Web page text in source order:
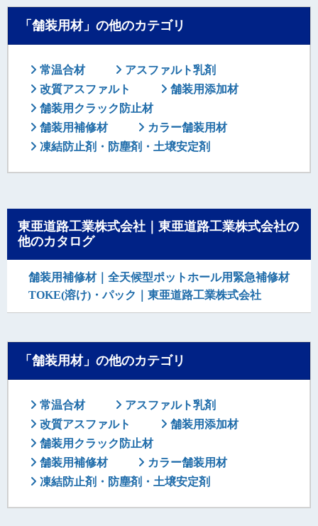
「舗装用材」の他のカテゴリ
常温合材
アスファルト乳剤
改質アスファルト
舗装用添加材
舗装用クラック防止材
舗装用補修材
カラー舗装用材
凍結防止剤・防塵剤・土壌安定剤
東亜道路工業株式会社｜東亜道路工業株式会社の
他のカタログ
舗装用補修材｜全天候型ポットホール用緊急補修材
TOKE(溶け)・パック｜東亜道路工業株式会社
「舗装用材」の他のカテゴリ
常温合材
アスファルト乳剤
改質アスファルト
舗装用添加材
舗装用クラック防止材
舗装用補修材
カラー舗装用材
凍結防止剤・防塵剤・土壌安定剤